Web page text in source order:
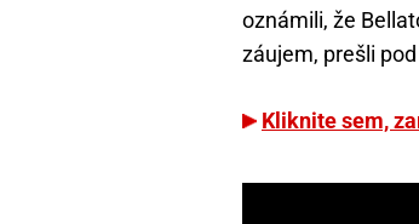
oznámili, že
záujem, prešli
Kliknite sem,